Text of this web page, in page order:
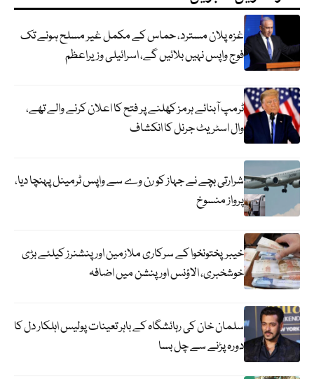
غزہ پلان مسترد، حماس کے مکمل غیر مسلح ہونے تک
فوج واپس نہیں بلائیں گے، اسرائیلی وزیراعظم
ٹرمپ آبنائے ہرمز کھلنے پر فتح کا اعلان کرنے والے تھے،
وال اسٹریٹ جرنل کا انکشاف
شرارتی بچے نے جہاز کو رن وے سے واپس ٹرمینل پہنچا دیا،
پرواز منسوخ
خیبرپختونخوا کے سرکاری ملازمین اور پنشنرز کیلئے بڑی
خوشخبری، الاؤنس اور پنشن میں اضافہ
سلمان خان کی رہائشگاہ کے باہر تعینات پولیس اہلکار دل کا
دورہ پڑنے سے چل بسا